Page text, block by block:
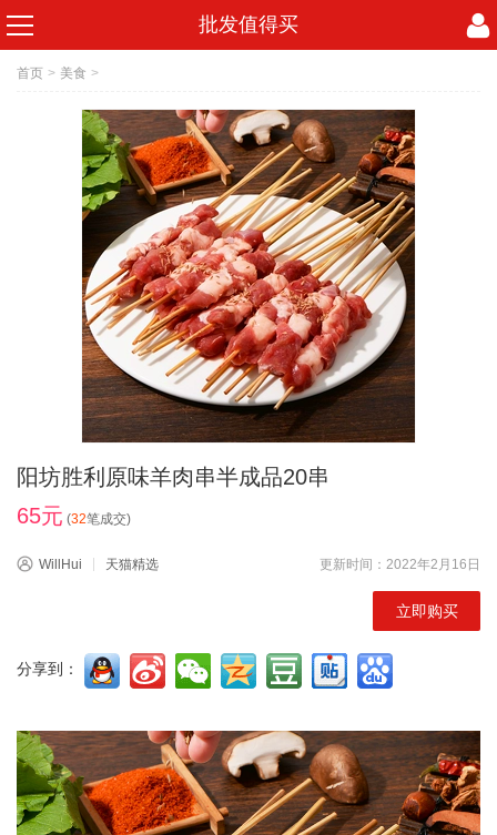
批发值得买
首页 > 美食 >
阳坊胜利原味羊肉串半成品20串
65元 (32笔成交)
WillHui 天猫精选 更新时间：2022年2月16日
立即购买
分享到：